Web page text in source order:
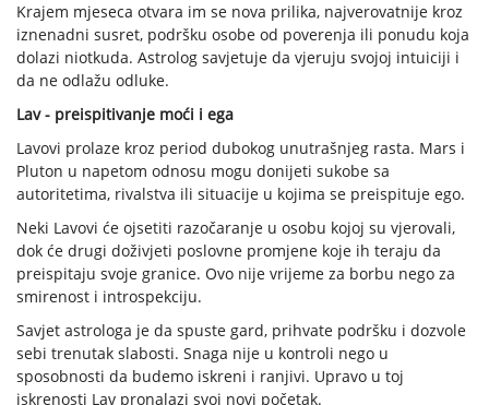
Krajem mjeseca otvara im se nova prilika, najverovatnije kroz
iznenadni susret, podršku osobe od poverenja ili ponudu koja
dolazi niotkuda. Astrolog savjetuje da vjeruju svojoj intuiciji i
da ne odlažu odluke.
Lav - preispitivanje moći i ega
Lavovi prolaze kroz period dubokog unutrašnjeg rasta. Mars i
Pluton u napetom odnosu mogu donijeti sukobe sa
autoritetima, rivalstva ili situacije u kojima se preispituje ego.
Neki Lavovi će ojsetiti razočaranje u osobu kojoj su vjerovali,
dok će drugi doživjeti poslovne promjene koje ih teraju da
preispitaju svoje granice. Ovo nije vrijeme za borbu nego za
smirenost i introspekciju.
Savjet astrologa je da spuste gard, prihvate podršku i dozvole
sebi trenutak slabosti. Snaga nije u kontroli nego u
sposobnosti da budemo iskreni i ranjivi. Upravo u toj
iskrenosti Lav pronalazi svoj novi početak.